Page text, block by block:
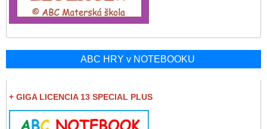
ABC HRY v NOTEBOOKU
+ GIGA LICENCIA 13 SPECIAL PLUS